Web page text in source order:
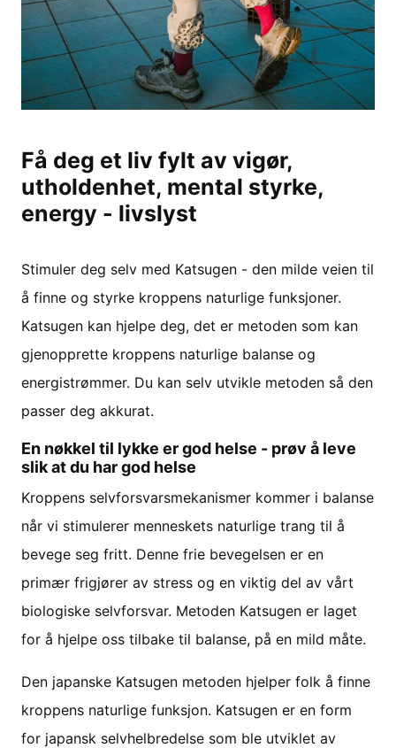
Få deg et liv fylt av vigør,
utholdenhet, mental styrke,
energy - livslyst
Stimuler deg selv med Katsugen - den milde veien til
å finne og styrke kroppens naturlige funksjoner.
Katsugen kan hjelpe deg, det er metoden som kan
gjenopprette kroppens naturlige balanse og
energistrømmer. Du kan selv utvikle metoden så den
passer deg akkurat.
En nøkkel til lykke er god helse - prøv å leve
slik at du har god helse
Kroppens selvforsvarsmekanismer kommer i balanse
når vi stimulerer menneskets naturlige trang til å
bevege seg fritt. Denne frie bevegelsen er en
primær frigjører av stress og en viktig del av vårt
biologiske selvforsvar. Metoden Katsugen er laget
for å hjelpe oss tilbake til balanse, på en mild måte.
Den japanske Katsugen metoden hjelper folk å finne
kroppens naturlige funksjon. Katsugen er en form
for japansk selvhelbredelse som ble utviklet av